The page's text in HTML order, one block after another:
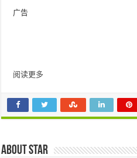
广告
阅读更多
About star